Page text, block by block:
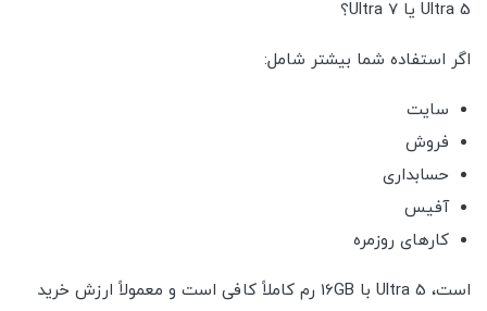
Ultra 5 یا Ultra 7؟
اگر استفاده شما بیشتر شامل:
سایت
فروش
حسابداری
آفیس
کارهای روزمره
است، Ultra 5 با 16GB رم کاملاً کافی است و معمولاً ارزش خرید